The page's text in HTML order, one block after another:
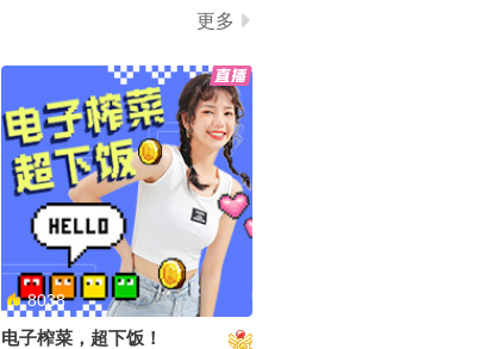
更多
8038
电子榨菜，超下饭！